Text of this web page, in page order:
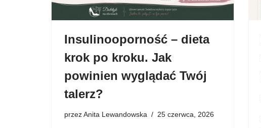
Insulinooporność – dieta
krok po kroku. Jak
powinien wyglądać Twój
talerz?
przezAnita Lewandowska 25 czerwca, 2026